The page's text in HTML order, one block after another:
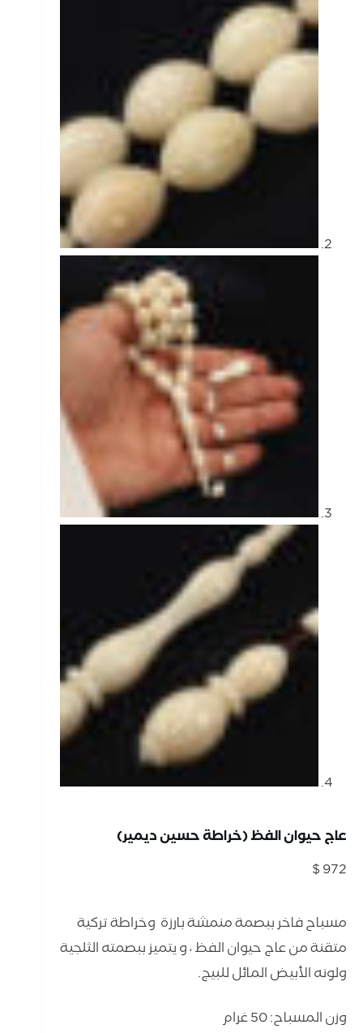
عاج حيوان الفظ (خراطة حسين ديمير)
$972
مسباح فاخر ببصمة منمشة بارزة وخراطة تركية
متقنة من عاج حيوان الفظ ، و يتميز ببصمته الثلجية
ولونه الأبيض المائل للبيج.
وزن المسباح: 50 غرام